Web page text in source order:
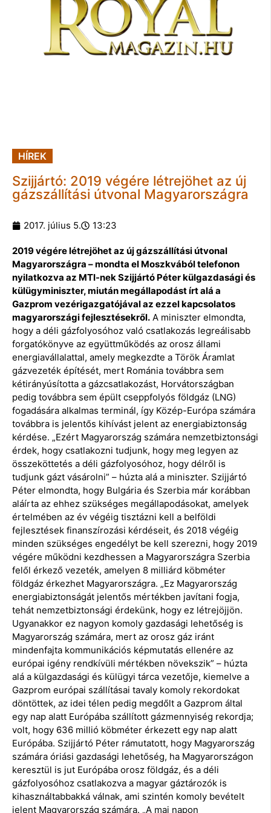
HÍREK
Szijjártó: 2019 végére létrejöhet az új
gázszállítási útvonal Magyarországra
2017. július 5. 13:23
2019 végére létrejöhet az új gázszállítási útvonal
Magyarországra – mondta el Moszkvából telefonon
nyilatkozva az MTI-nek Szijjártó Péter külgazdasági és
külügyminiszter, miután megállapodást írt alá a
Gazprom vezérigazgatójával az ezzel kapcsolatos
magyarországi fejlesztésekről. A miniszter elmondta,
hogy a déli gázfolyosóhoz való csatlakozás legreálisabb
forgatókönyve az együttműködés az orosz állami
energiavállalattal, amely megkezdte a Török Áramlat
gázvezeték építését, mert Románia továbbra sem
kétirányúsította a gázcsatlakozást, Horvátországban
pedig továbbra sem épült cseppfolyós földgáz (LNG)
fogadására alkalmas terminál, így Közép-Európa számára
továbbra is jelentős kihívást jelent az energiabiztonság
kérdése. „Ezért Magyarország számára nemzetbiztonsági
érdek, hogy csatlakozni tudjunk, hogy meg legyen az
összeköttetés a déli gázfolyosóhoz, hogy délről is
tudjunk gázt vásárolni” – húzta alá a miniszter. Szijjártó
Péter elmondta, hogy Bulgária és Szerbia már korábban
aláírta az ehhez szükséges megállapodásokat, amelyek
értelmében az év végéig tisztázni kell a belföldi
fejlesztések finanszírozási kérdéseit, és 2018 végéig
minden szükséges engedélyt be kell szerezni, hogy 2019
végére működni kezdhessen a Magyarországra Szerbia
felől érkező vezeték, amelyen 8 milliárd köbméter
földgáz érkezhet Magyarországra. „Ez Magyarország
energiabiztonságát jelentős mértékben javítani fogja,
tehát nemzetbiztonsági érdekünk, hogy ez létrejöjjön.
Ugyanakkor ez nagyon komoly gazdasági lehetőség is
Magyarország számára, mert az orosz gáz iránt
mindenfajta kommunikációs képmutatás ellenére az
európai igény rendkívüli mértékben növekszik” – húzta
alá a külgazdasági és külügyi tárca vezetője, kiemelve a
Gazprom európai szállításai tavaly komoly rekordokat
döntöttek, az idei télen pedig megdőlt a Gazprom által
egy nap alatt Európába szállított gázmennyiség rekordja;
volt, hogy 636 millió köbméter érkezett egy nap alatt
Európába. Szijjártó Péter rámutatott, hogy Magyarország
számára óriási gazdasági lehetőség, ha Magyarországon
keresztül is jut Európába orosz földgáz, és a déli
gázfolyosóhoz csatlakozva a magyar gáztározók is
kihasználtabbakká válnak, ami szintén komoly bevételt
jelent Magyarország számára. „A mai napon